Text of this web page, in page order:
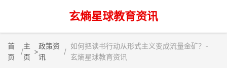
玄熵星球教育资讯
首
页
主
页
>
政策资
讯
如何把读书行动从形式主义变成流量金矿？-
玄熵星球教育资讯